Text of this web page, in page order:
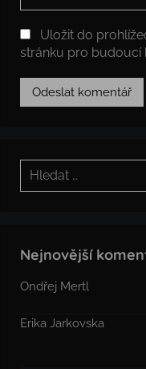
Uložit do
stránku pro budoucí
Hledat:
Nejnovější
Ondřej Mertl
Erika Jarkovska